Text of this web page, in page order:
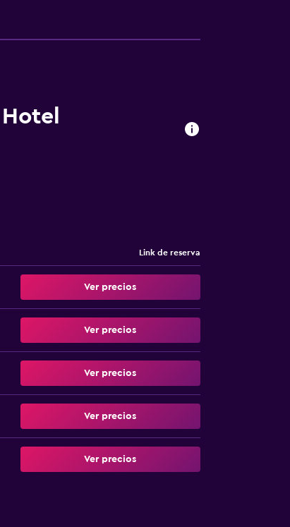
Link de reserva
Ver precios
Ver precios
Ver precios
Ver precios
Ver precios